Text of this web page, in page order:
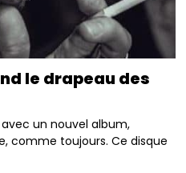
le drapeau des
un nouvel album,
comme toujours. Ce disque